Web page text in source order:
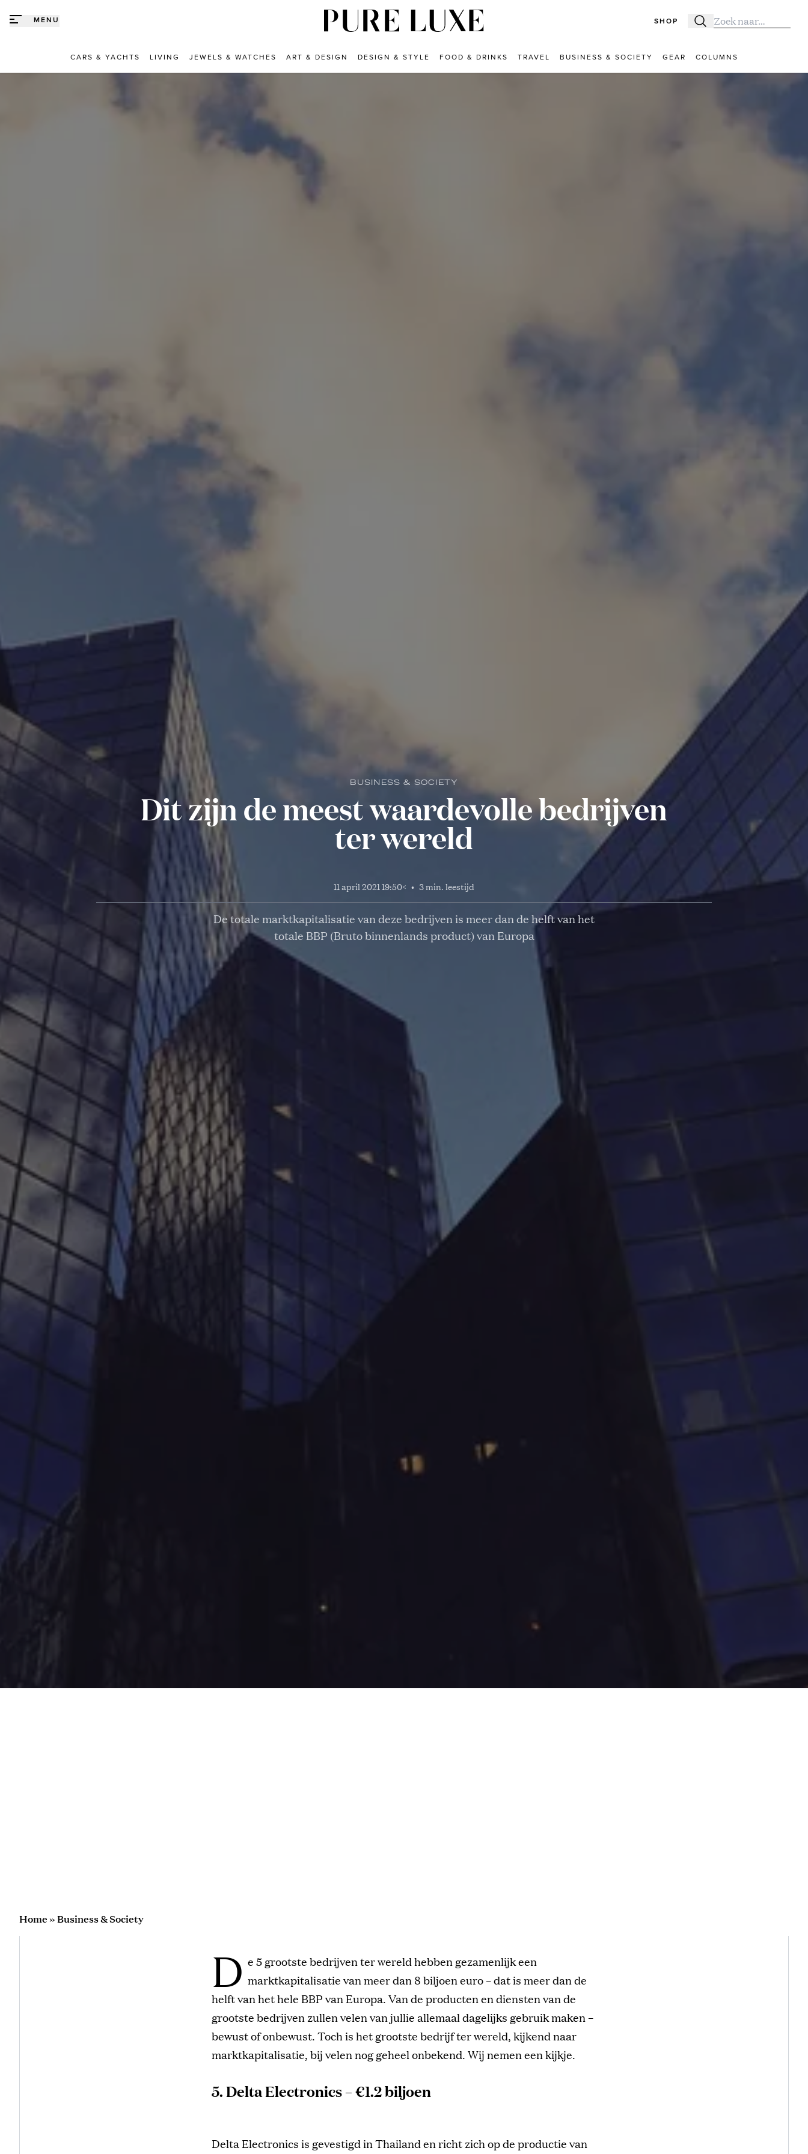
MENU SHOP Zoeken
Zoek naar:
CARS & YACHTS LIVING JEWELS & WATCHES ART & DESIGN DESIGN & STYLE FOOD & DRINKS TRAVEL BUSINESS & SOCIETY GEAR COLUMNS
BUSINESS & SOCIETY
Dit zijn de meest waardevolle bedrijven
ter wereld
11 april 2021 19:50< • 3 min. leestijd
De totale marktkapitalisatie van deze bedrijven is meer dan de helft van het
totale BBP (Bruto binnenlands product) van Europa
Home»Business & Society
D e 5 grootste bedrijven ter wereld hebben gezamenlijk een
marktkapitalisatie van meer dan 8 biljoen euro – dat is meer dan de
helft van het hele BBP van Europa. Van de producten en diensten van de
grootste bedrijven zullen velen van jullie allemaal dagelijks gebruik maken –
bewust of onbewust. Toch is het grootste bedrijf ter wereld, kijkend naar
marktkapitalisatie, bij velen nog geheel onbekend. Wij nemen een kijkje.
5. Delta Electronics – €1.2 biljoen
Delta Electronics is gevestigd in Thailand en richt zich op de productie van